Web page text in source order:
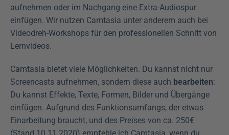
aufnehmen oder im Nachgang eine Extra-Audiospur
einfügen. Wir nutzen Camtasia unter anderem auch bei
Videodreh-Workshops für den professionellen Schnitt von
Lernvideos.
Camtasia bietet viele Möglichkeiten. Du kannst nicht nur
Screencasts aufnehmen, sondern diese auch bearbeiten:
Du kannst Effekte, Texte, Formen, Bilder und Übergänge
einfügen. Aufgrund des Funktionsumfangs, der etwas
Einarbeitung braucht, und des Preises von ca. 250€